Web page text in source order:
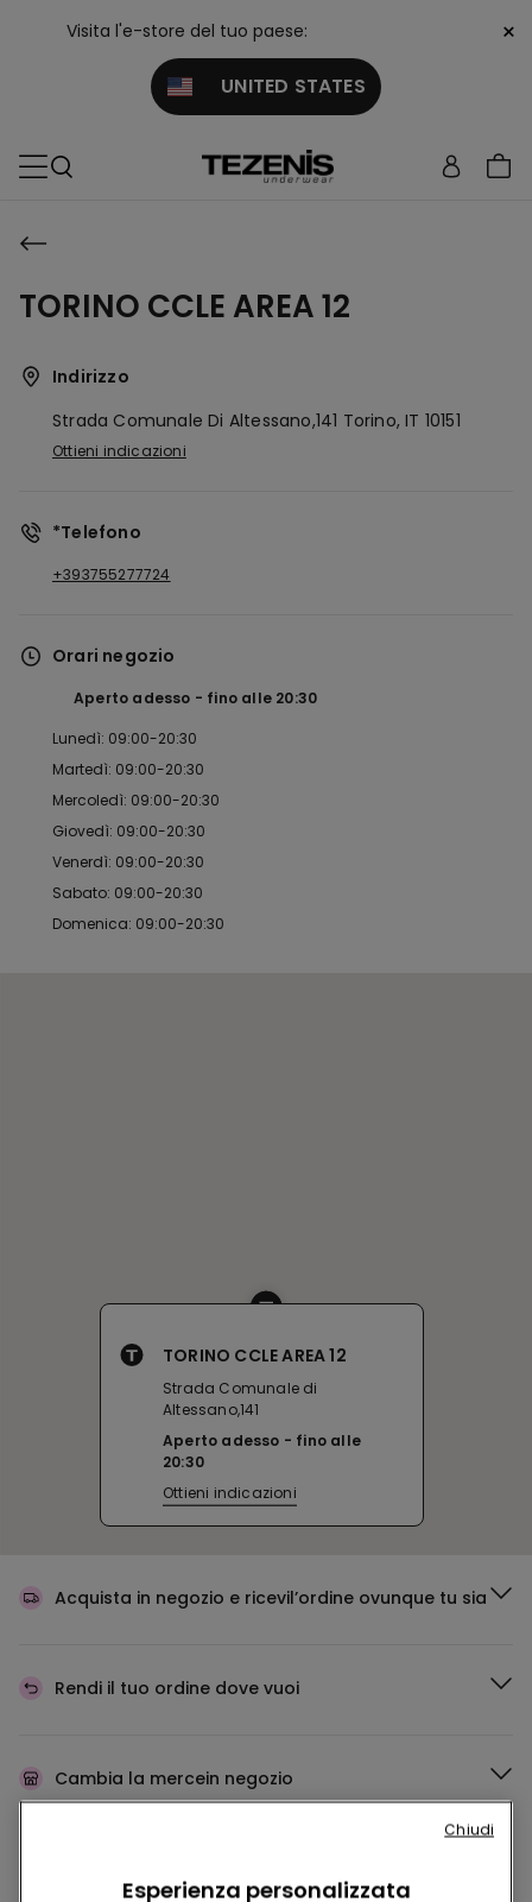
Visita l'e-store del tuo paese:
UNITED STATES
×
TORINO CCLE AREA 12
Indirizzo
Strada Comunale Di Altessano,141 Torino, IT 10151
Ottieni indicazioni
*Telefono
+393755277724
Orari negozio
Aperto adesso fino alle 20:30
Lunedì: 09:00-20:30
Martedì: 09:00-20:30
Mercoledì: 09:00-20:30
Giovedì: 09:00-20:30
Venerdì: 09:00-20:30
Sabato: 09:00-20:30
Domenica: 09:00-20:30
TORINO CCLE AREA 12
Strada Comunale di
Altessano,141
Aperto adesso
fino alle
20:30
Ottieni indicazioni
Acquista in negozio e ricevil’ordine ovunque tu sia
Rendi il tuo ordine dove vuoi
Cambia la mercein negozio
Esperienza personalizzata
Chiudi